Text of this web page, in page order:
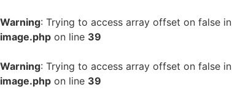
Warning: Trying to access array offset on false in
image.php on line 39
Warning: Trying to access array offset on false in
image.php on line 39